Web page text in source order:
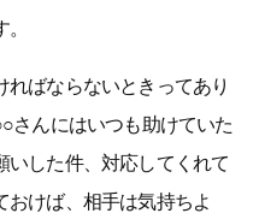
ばならないときってあり
さんにはいつも助けていた
いした件、対応してくれて
おけば、相手は気持ちよ